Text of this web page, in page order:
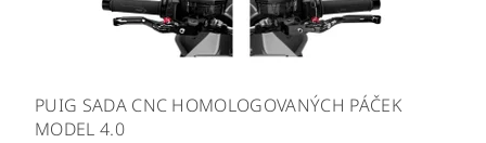
PUIG SADA CNC HOMOLOGOVANÝCH PÁČEK
MODEL 4.0